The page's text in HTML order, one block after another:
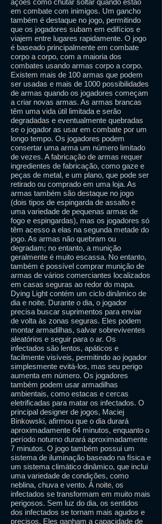
ações como chutar soltar quando estão
em combate com inimigos. Um gancho
também é destaque no jogo, permitindo
que os jogadores subam em edifícios e
viajem entre lugares rapidamente. O jogo
é baseado principalmente em combate
corpo a corpo, com a maioria dos
combates usando armas corpo a corpo.
Existem mais de 100 armas que podem
ser usadas e mais de 1000 possibilidades
de armas quando os jogadores começam
a criar novas armas. As armas brancas
têm uma vida útil limitada e serão
degradadas e eventualmente quebradas
se o jogador as usar em combate por um
longo tempo. Os jogadores podem
consertar uma arma um número limitado
de vezes. A fabricação de armas requer
ingredientes de fabricação, como gaze e
peças de metal, e um plano, que pode ser
retirado ou comprado em uma loja. As
armas também são destaque no jogo
(dois tipos de espingarda de assalto e
uma variedade de pequenas armas de
fogo e espingardas), mas os jogadores só
têm acesso a elas na segunda metade do
jogo. As armas não quebram ou
degradam; no entanto, a munição
geralmente é muito escassa. No entanto,
também é possível comprar munição de
armas de vários comerciantes localizados
em casas seguras ao redor do mapa.
Dying Light contém um ciclo dinâmico de
dia e noite. Durante o dia, o jogador
precisa buscar suprimentos para enviar
de volta às zonas seguras. Eles podem
montar armadilhas, salvar sobreviventes
aleatórios e seguir para o ar. Os
infectados são lentos, apáticos e
facilmente visíveis, permitindo ao jogador
simplesmente evitá-los, mas seu perigo
aumenta em número. Os jogadores
também podem usar armadilhas
ambientais, como estacas e cercas
eletrificadas para matar os infectados. O
principal designer de jogos, Maciej
Binkowski, afirmou que o dia durará
aproximadamente 64 minutos, enquanto o
período noturno durará aproximadamente
7 minutos. O jogo também possui um
sistema de iluminação baseado na física e
um sistema climático dinâmico, que inclui
uma variedade de condições, como
neblina, chuva e vento. À noite, os
infectados se transformam em muito mais
perigosos. Sem luz do dia, os sentidos
dos infectados se tornam mais agudos e
precisos. Eles ganham a capacidade de